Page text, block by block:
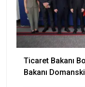
Ticaret Bakanı
Bakanı